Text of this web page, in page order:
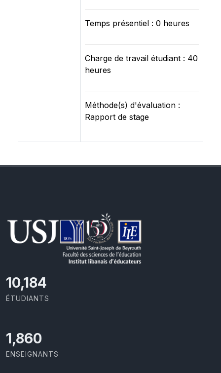
Temps présentiel : 0 heures
Charge de travail étudiant : 40
heures
Méthode(s) d'évaluation :
Rapport de stage
10,801
ÉTUDIANTS
1,973
ENSEIGNANTS